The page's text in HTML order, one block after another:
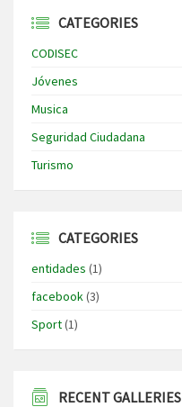
CATEGORIES
CODISEC
Jóvenes
Musica
Seguridad Ciudadana
Turismo
CATEGORIES
entidades (1)
facebook(3)
Sport(1)
RECENT GALLERIES